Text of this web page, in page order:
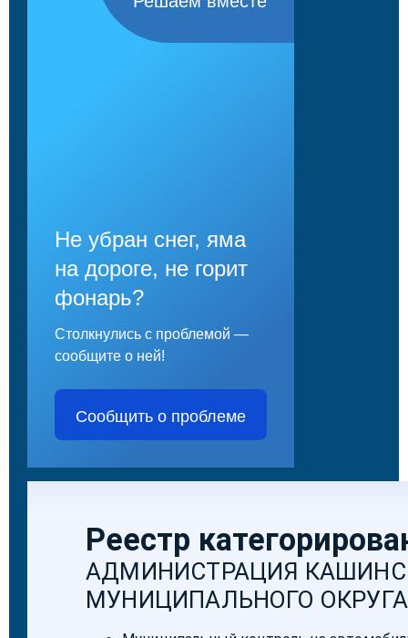
Не убран снег, яма
на дороге, не горит
фонарь?
Столкнулись с проблемой —
сообщите о ней!
Сообщить о проблеме